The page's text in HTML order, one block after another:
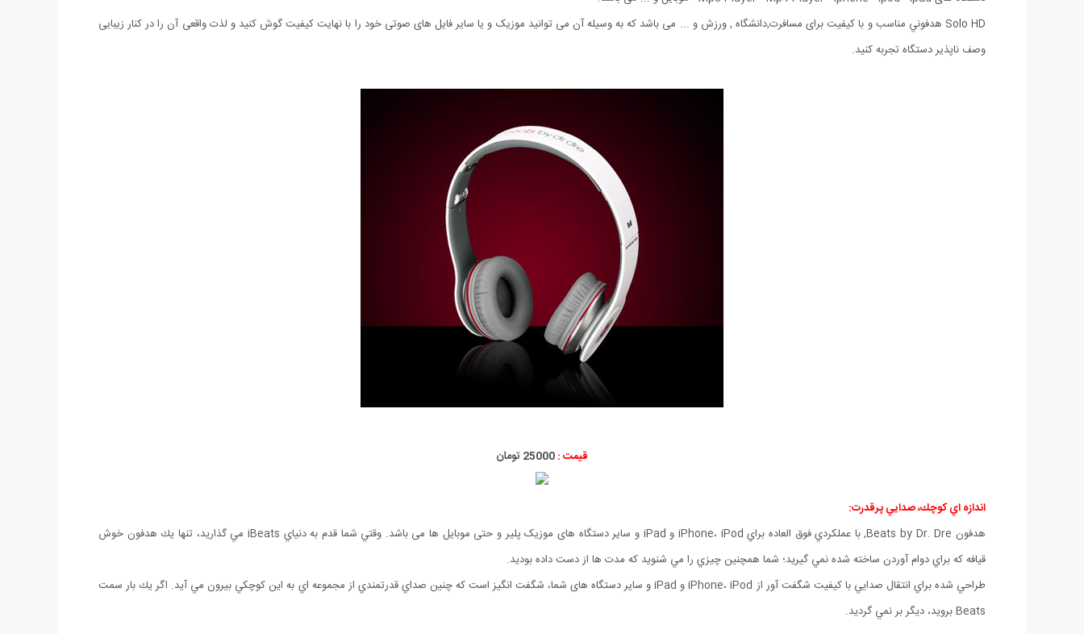
Solo HD هدفوني مناسب و با کیفیت برای مسافرت,دانشگاه , ورزش و ... می باشد که به وسیله آن می توانید موزیک و یا سایر فایل های صوتی خود را با نهایت کیفیت گوش کنید و لذت واقعی آن را در کنار زیبایی
وصف ناپذیر دستگاه تجربه کنید.
قیمت :25000 تومان
اندازه اي كوچك، صدايي پرقدرت:
هدفون Beats by Dr. Dre, با عملكردي فوق العاده براي iPhone، iPod و iPad و سایر دستگاه های موزیک پلیر و حتی موبایل ها می باشد. وقتي شما قدم به دنياي iBeats مي گذاريد، تنها يك هدفون خوش
قيافه كه براي دوام آوردن ساخته شده نمي گيريد؛ شما همچنين چيزي را مي شنويد كه مدت ها از دست داده بوديد.
طراحي شده براي انتقال صدايي با كيفيت شگفت آور از iPhone، iPod و iPad و سایر دستگاه های شما، شگفت انگيز است كه چنين صداي قدرتمندي از مجموعه اي به اين كوچكي بيرون مي آيد. اگر يك بار سمت
Beats برويد، ديگر بر نمي گرديد.